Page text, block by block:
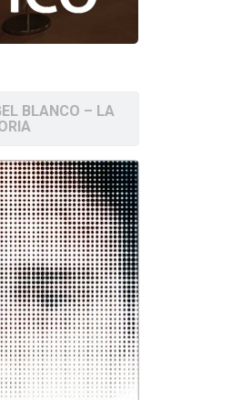
BLANCO – LA